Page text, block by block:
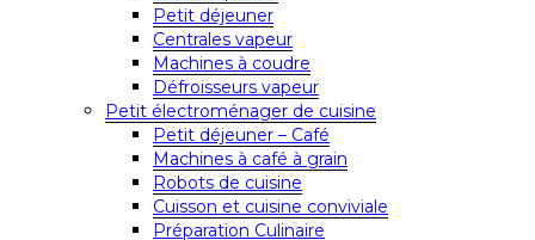
Petit déjeuner
Centrales vapeur
Machines à coudre
Défroisseurs vapeur
Petit électroménager de cuisine
Petit déjeuner – Café
Machines à café à grain
Robots de cuisine
Cuisson et cuisine conviviale
Préparation Culinaire